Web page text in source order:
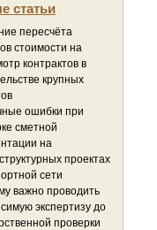
статьи
пересчёта
стоимости на
контрактов в
крупных
ошибки при
сметной
на
проектах
сети
важно проводить
экспертизу до
проверки